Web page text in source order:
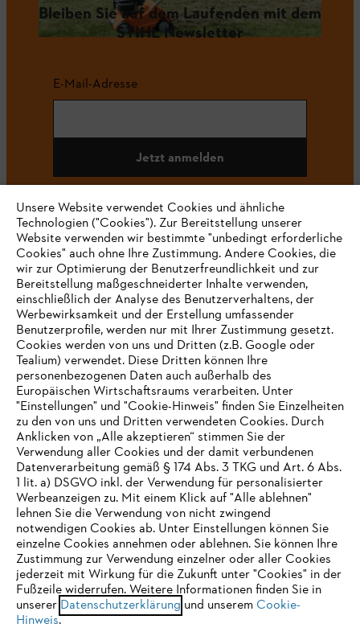
Bleiben Sie auf dem Laufenden mit dem
STIHL Newsletter
E-Mail-Adresse
Jetzt anmelden
#STIHL
Unternehmen
Häufig gestellte Fragen
Service
Datenschutzrichtlinien Impressum Cookies
IHR BROWSER WIRD NICHT
UNTERSTÜTZT
Sie nutzen einen Browser, den wir noch nicht unterstützen. Für
eine optimale Nutzung unserer Seite empfehlen wir Ihnen, zu
einem der folgenden Browser zu wechseln:
Unsere Website verwendet Cookies und ähnliche
Technologien ("Cookies"). Zur Bereitstellung unserer
Website verwenden wir bestimmte "unbedingt erforderliche
Cookies" auch ohne Ihre Zustimmung. Andere Cookies, die
wir zur Optimierung der Benutzerfreundlichkeit und zur
Bereitstellung maßgeschneiderter Inhalte verwenden,
einschließlich der Analyse des Benutzerverhaltens, der
Werbewirksamkeit und der Erstellung umfassender
Benutzerprofile, werden nur mit Ihrer Zustimmung gesetzt.
Cookies werden von uns und Dritten (z.B. Google oder
Tealium) verwendet. Diese Dritten können Ihre
personenbezogenen Daten auch außerhalb des
Europäischen Wirtschaftsraums verarbeiten. Unter
"Einstellungen" und "Cookie-Hinweis" finden Sie Einzelheiten
zu den von uns und Dritten verwendeten Cookies. Durch
Anklicken von „Alle akzeptieren“ stimmen Sie der
Verwendung aller Cookies und der damit verbundenen
Datenverarbeitung gemäß § 174 Abs. 3 TKG und Art. 6 Abs.
1 lit. a) DSGVO inkl. der Verwendung für personalisierter
Werbeanzeigen zu. Mit einem Klick auf "Alle ablehnen"
lehnen Sie die Verwendung von nicht zwingend
notwendigen Cookies ab. Unter Einstellungen können Sie
einzelne Cookies annehmen oder ablehnen. Sie können Ihre
Zustimmung zur Verwendung einzelner oder aller Cookies
jederzeit mit Wirkung für die Zukunft unter "Cookies" in der
Fußzeile widerrufen. Weitere Informationen finden Sie in
unserer Datenschutzerklärung und unserem Cookie-
Hinweis.